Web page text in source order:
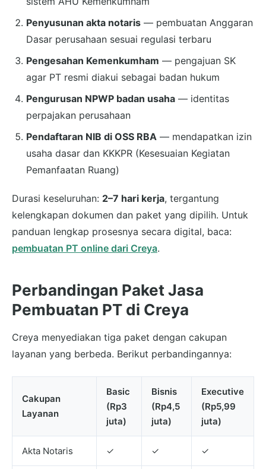
Penyusunan akta notaris — pembuatan Anggaran
Dasar perusahaan sesuai regulasi terbaru
Pengesahan Kemenkumham — pengajuan SK
agar PT resmi diakui sebagai badan hukum
Pengurusan NPWP badan usaha — identitas
perpajakan perusahaan
Pendaftaran NIB di OSS RBA — mendapatkan izin
usaha dasar dan KKKPR (Kesesuaian Kegiatan
Pemanfaatan Ruang)
Durasi keseluruhan: 2–7 hari kerja, tergantung
kelengkapan dokumen dan paket yang dipilih. Untuk
panduan lengkap prosesnya secara digital, baca:
pembuatan PT online dari Creya.
Perbandingan Paket Jasa
Pembuatan PT di Creya
Creya menyediakan tiga paket dengan cakupan
layanan yang berbeda. Berikut perbandingannya:
Cakupan
Layanan
Basic
(Rp3
juta)
Bisnis
(Rp4,5
juta)
Executive
(Rp5,99
juta)
Akta Notaris ✓ ✓ ✓